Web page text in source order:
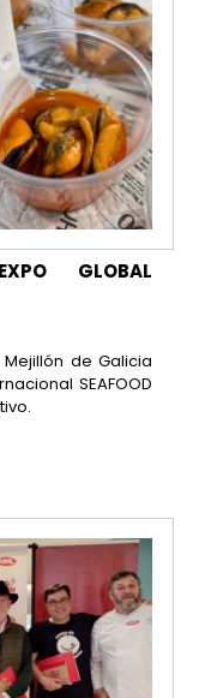
GLOBAL
de Galicia
SEAFOOD